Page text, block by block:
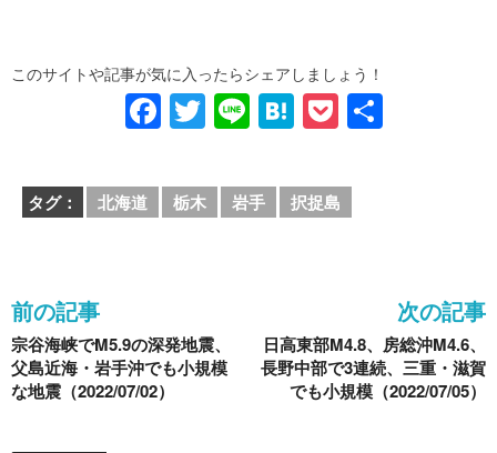
このサイトや記事が気に入ったらシェアしましょう！
F
a
c
e
o
k
T
wi
tt
er
Li
n
e
H
at
e
n
P
o
ck
et
タグ： 北海道 栃木 岩手 択捉島
前の記事
宗谷海峡でM5.9の深発地震、
父島近海・岩手沖でも小規模
な地震（2022/07/02）
次の記事
日高東部M4.8、房総沖M4.6、
長野中部で3連続、三重・滋賀
でも小規模（2022/07/05）